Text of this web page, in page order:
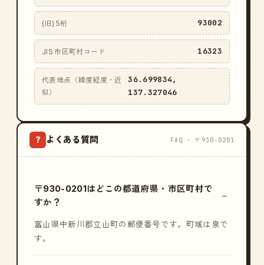
(旧) 5桁 93002
JIS 市区町村コード 16323
代表地点（緯度経度・近
似）
36.699834,
137.327046
? よくある質問 FAQ · 〒930-0201
〒930-0201はどこの都道府県・市区町村で
すか？
富山県中新川郡立山町の郵便番号です。町域は泉で
す。